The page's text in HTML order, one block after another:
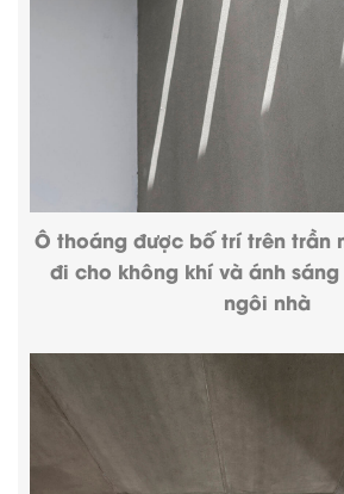
Ô thoáng được bố trí trên trần
đi cho không khí và ánh
ngôi nhà